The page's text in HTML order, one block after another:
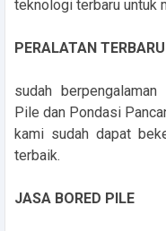
teknologi terbaru untuk
PERALATAN TERBARU
sudah
Pile dan Pondasi
kami sudah dapat
terbaik.
JASA BORED PILE